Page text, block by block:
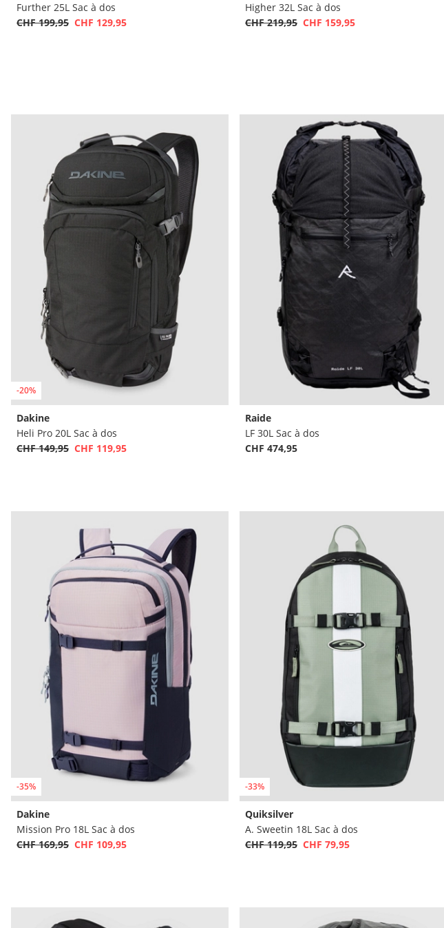
Further 25L Sac à dos
CHF 199,95 CHF 129,95
Higher 32L Sac à dos
CHF 219,95 CHF 159,95
-20%
Dakine
Heli Pro 20L Sac à dos
CHF 149,95 CHF 119,95
Raide
LF 30L Sac à dos
CHF 474,95
-35%
Dakine
Mission Pro 18L Sac à dos
CHF 169,95 CHF 109,95
-33%
Quiksilver
A. Sweetin 18L Sac à dos
CHF 119,95 CHF 79,95